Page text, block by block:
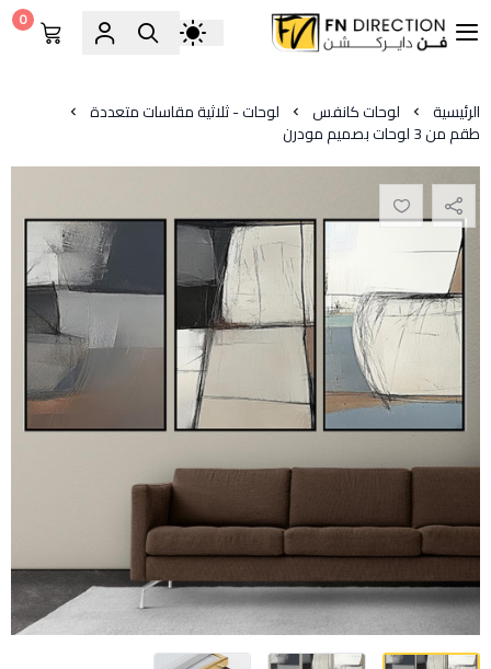
فن دايركشن
0
الرئيسية لوحات كانفس لوحات - ثلاثية مقاسات متعددة
طقم من 3 لوحات بصميم مودرن